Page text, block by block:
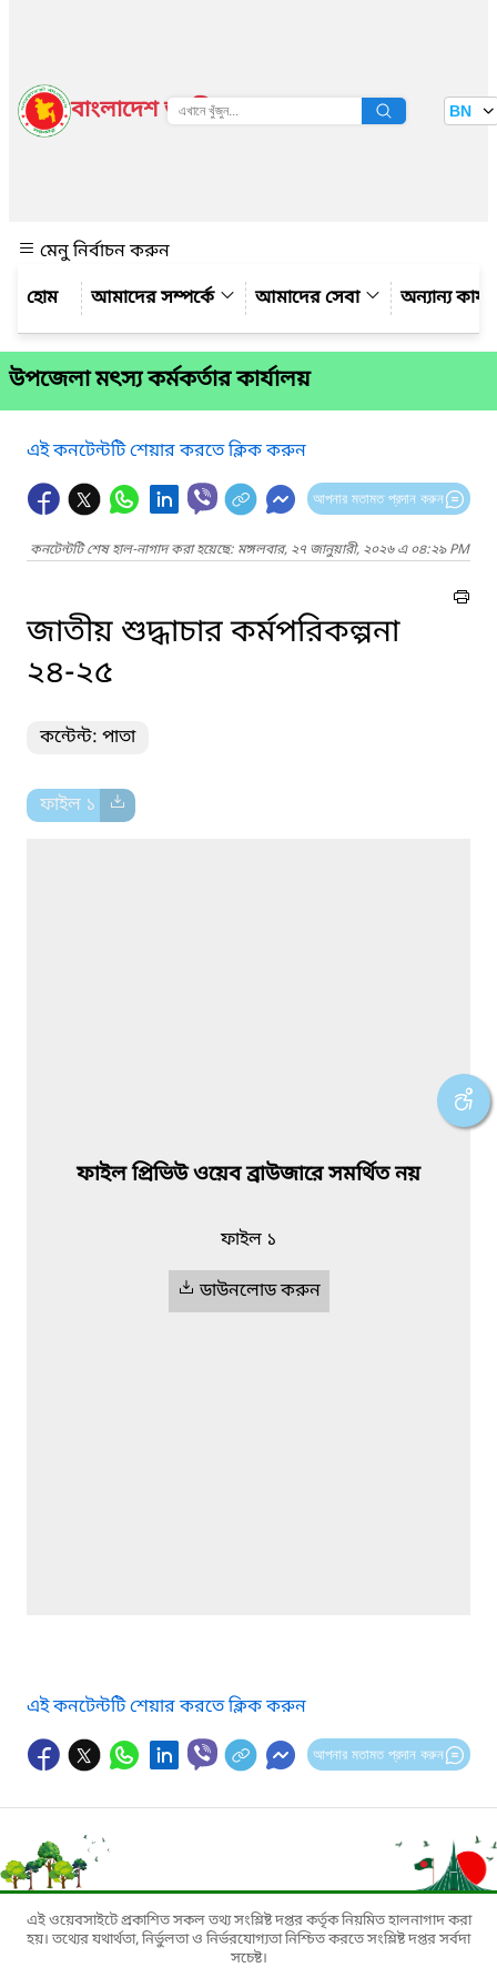
বাংলাদেশ জাতীয় তথ্য বাতায়ন BN
মেনু নির্বাচন করুন
আমাদের সম্পর্কে
আমাদের সেবা অন্যান্য
উপজেলা মৎস্য কর্মকর্তার কার্যালয়
এই কনটেন্টটি শেয়ার করতে ক্লিক করুন
আপনার মতামত প্রদান করুন
কনটেন্টটি শেষ হাল-নাগাদ করা হয়েছে: মঙ্গলবার, ২৭ জানুয়ারী, ২০২৬ এ ০৪:২৯ PM
জাতীয় শুদ্ধাচার কর্মপরিকল্পনা
২৪-২৫
কন্টেন্ট: পাতা
ফাইল ১
ফাইল প্রিভিউ ওয়েব ব্রাউজারে সমর্থিত নয়
ফাইল ১
ডাউনলোড করুন
এই কনটেন্টটি শেয়ার করতে ক্লিক করুন
আপনার মতামত প্রদান করুন
এই ওয়েবসাইটে প্রকাশিত সকল তথ্য সংশ্লিষ্ট দপ্তর কর্তৃক নিয়মিত হালনাগাদ করা
হয়। তথ্যের যথার্থতা, নির্ভুলতা ও নির্ভরযোগ্যতা নিশ্চিত করতে সংশ্লিষ্ট দপ্তর সর্বদা
সচেষ্ট।